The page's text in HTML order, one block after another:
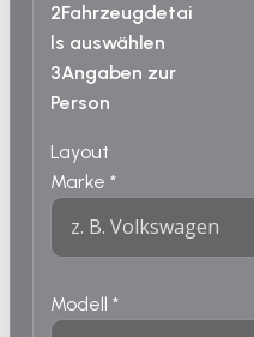
2Fahrzeugdetai
ls auswählen
3Angaben zur
Person
Layout
Marke *
Modell *